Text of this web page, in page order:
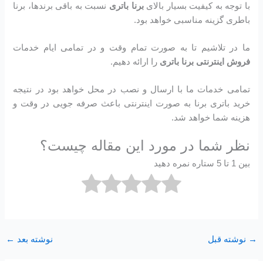
با توجه به کیفیت بسیار بالایبرنا باتری نسبت به باقی برندها، برنا
باطری گزینه مناسبی خواهد بود.
ما در تلاشیم تا به صورت تمام وقت و در تمامی ایام خدمات
فروش اینترنتی برنا باتری را ارائه دهیم.
تمامی خدمات ما با ارسال و نصب در محل خواهد بود در نتیجه
خرید باتری برنا به صورت اینترنتی باعث صرفه جویی در وقت و
هزینه شما خواهد شد.
نظر شما در مورد این مقاله چیست؟
بین 1 تا 5 ستاره نمره دهید
→ نوشته قبل نوشته بعد ←